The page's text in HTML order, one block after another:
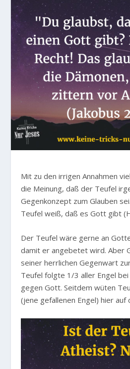
Mit zu den irrigen Annahmen
die Meinung, daß der Teufel
Gegenkonzept zum Glauben
Teufel weiß, daß es Gott gibt
Der Teufel wäre gerne an
damit er angebetet wird. Aber
seiner herrlichen Gegenwart
Teufel folgte 1/3 aller Engel
gegen Gott. Seitdem wüten
(jene gefallenen Engel) hier auf